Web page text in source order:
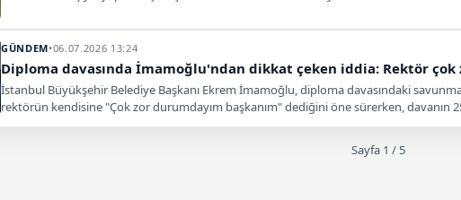
GÜNDEM•06.07.2026 13:24
Diploma davasında İmamoğlu'ndan dikkat çeken iddia: Rektör çok
İstanbul Büyükşehir Belediye Başkanı Ekrem İmamoğlu, diploma davasındaki
rektörün kendisine "Çok zor durumdayım başkanım" dediğini öne sürerken, davanın
Sayfa 1 / 5